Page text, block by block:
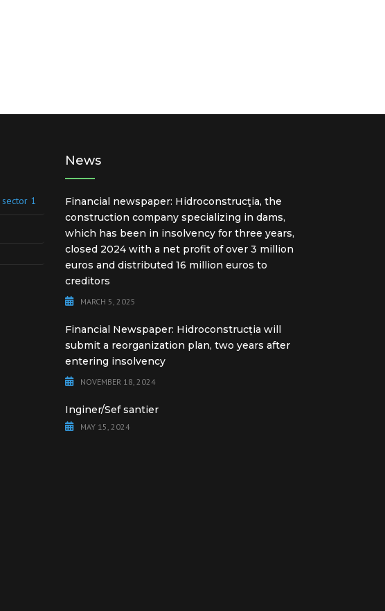
sector 1
News
Financial newspaper: Hidroconstrucţia, the
construction company specializing in dams,
which has been in insolvency for three years,
closed 2024 with a net profit of over 3 million
euros and distributed 16 million euros to
creditors
MARCH 5, 2025
Financial Newspaper: Hidroconstrucția will
submit a reorganization plan, two years after
entering insolvency
NOVEMBER 18, 2024
Inginer/Sef santier
MAY 15, 2024